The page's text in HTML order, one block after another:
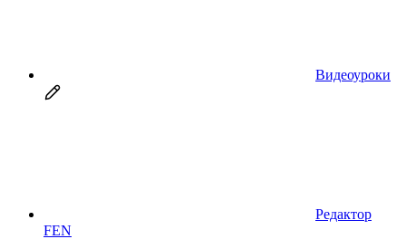
Видеоуроки
Редактор
FEN